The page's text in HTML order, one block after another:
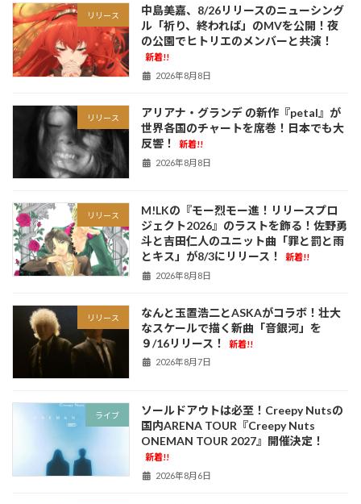
リリース
中島美嘉、8/26リリースのニューシング
ル「祈り、終われば」のMVを公開！夜
の公園でヒトリエのメンバーと共演！
新着!!
2026年8月8日
リリース
アリアナ・グランデ の新作『petal』が
世界各国のチャートを席巻！日本でも大
反響！
新着!!
2026年8月8日
リリース
M!LKの『モー烈モー進！リリースプロ
ジェクト2026』のラストを飾る！佐野勇
斗と吉田仁人のユニット曲「罪と罰と雨
とキス」が8/3にリリース！
新着!!
2026年8月8日
リリース
なんと玉置浩二とASKAがコラボ！壮大
なスケールで描く新曲「音銀河」を
９/16リリース！
新着!!
2026年8月7日
ライブ
ソールドアウトは必至！Creepy Nutsの
国内ARENA TOUR『Creepy Nuts
ONEMAN TOUR 2027』開催決定！
新着!!
2026年8月6日